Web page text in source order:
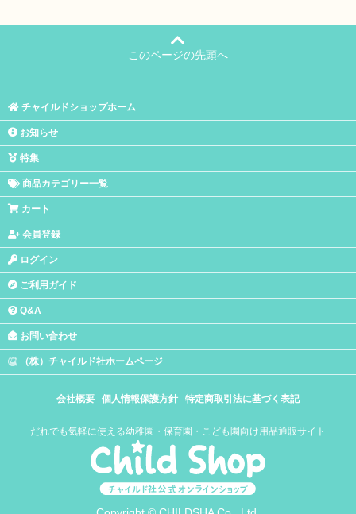
このページの先頭へ
チャイルドショップホーム
お知らせ
特集
商品カテゴリー一覧
カート
会員登録
ログイン
ご利用ガイド
Q&A
お問い合わせ
（株）チャイルド社ホームページ
会社概要 個人情報保護方針 特定商取引法に基づく表記
だれでも気軽に使える幼稚園・保育園・こども園向け用品通販サイト